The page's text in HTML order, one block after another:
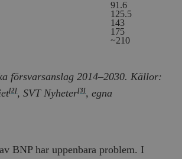
91.6
125.5
143
175
~210
försvarsanslag 2014–2030. Källor:
[2], SVT Nyheter[3], egna
BNP har uppenbara problem. I